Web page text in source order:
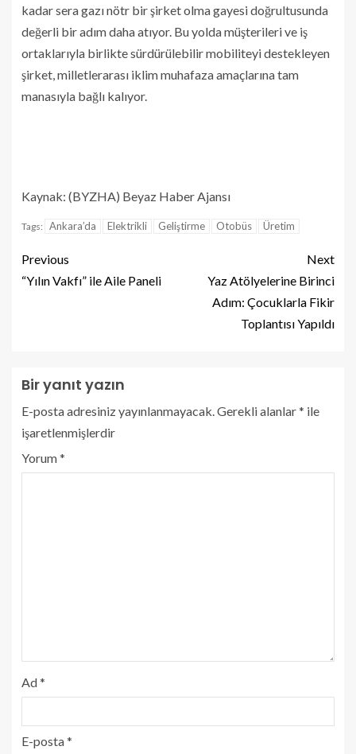
kadar sera gazı nötr bir şirket olma gayesi doğrultusunda
değerli bir adım daha atıyor. Bu yolda müşterileri ve iş
ortaklarıyla birlikte sürdürülebilir mobiliteyi destekleyen
şirket, milletlerarası iklim muhafaza amaçlarına tam
manasıyla bağlı kalıyor.
Kaynak: (BYZHA) Beyaz Haber Ajansı
Tags: Ankara’da Elektrikli Geliştirme Otobüs Üretim
Previous
“Yılın Vakfı” ile Aile Paneli
Next
Yaz Atölyelerine Birinci
Adım: Çocuklarla Fikir
Toplantısı Yapıldı
Bir yanıt yazın
E-posta adresiniz yayınlanmayacak. Gerekli alanlar* ile
işaretlenmişlerdir
Yorum*
Ad*
E-posta*